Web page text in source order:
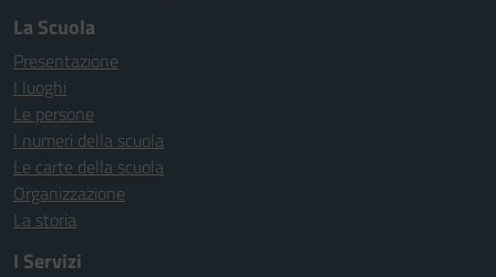
La Scuola
Presentazione
I luoghi
Le persone
I numeri della scuola
Le carte della scuola
Organizzazione
La storia
I Servizi